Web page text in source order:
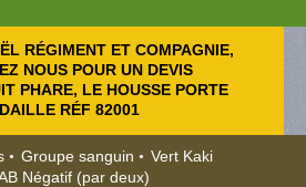
RÉGIMENT ET COMPAGNIE,
NOUS POUR UN DEVIS
PHARE, LE HOUSSE PORTE
RÉF 82001
Groupe sanguin
Vert Kaki
Négatif (par deux)